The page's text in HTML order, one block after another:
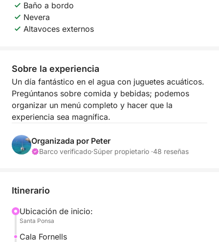
Baño a bordo
Nevera
Altavoces externos
Sobre la experiencia
Un día fantástico en el agua con juguetes acuáticos.
Pregúntanos sobre comida y bebidas; podemos
organizar un menú completo y hacer que la
experiencia sea magnífica.
Organizada por Peter
Barco verificado·Súper propietario ·48 reseñas
Itinerario
Ubicación de inicio:
Santa Ponsa
Cala Fornells